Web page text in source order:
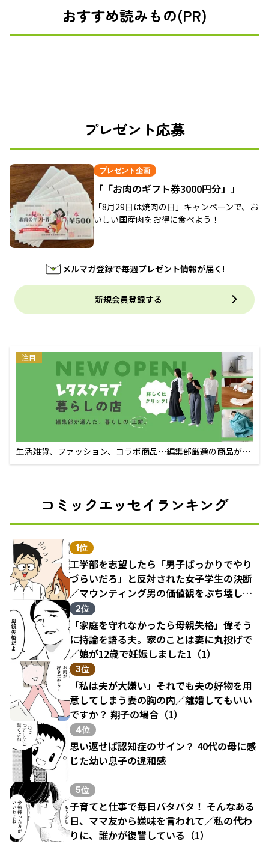
おすすめ読みもの(PR)
プレゼント応募
プレゼント企画
「「お肉のギフト券3000円分」」
「8月29日は焼肉の日」キャンペーンで、お
いしい国産肉をお得に食べよう！
メルマガ登録で毎週プレゼント情報が届く!
新規会員登録する
注目
生活雑貨、ファッション、コラボ商品…編集部厳選の商品が買
えるECサイト
コミックエッセイランキング
1位
工学部を志望したら「男子ばっかりでやり
づらいだろ」と反対された女子学生の決断
／マウンティング男の価値観をぶち壊した
結果（1）
2位
「家庭を守れなかったら母親失格」偉そう
に持論を語る夫。家のことは妻に丸投げで
／娘が12歳で妊娠しました1（1）
3位
「私は夫が大嫌い」それでも夫の好物を用
意してしまう妻の胸の内／離婚してもいい
ですか？ 翔子の場合（1）
4位
思い返せば認知症のサイン？ 40代の母に感
じた幼い息子の違和感
5位
子育てと仕事で毎日バタバタ！ そんなある
日、ママ友から嫌味を言われて／私の代わ
りに、誰かが復讐している（1）